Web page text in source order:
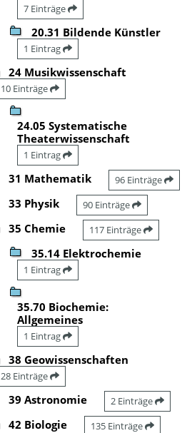
7 Einträge
20.31 Bildende Künstler
1 Eintrag
24 Musikwissenschaft
10 Einträge
24.05 Systematische
Theaterwissenschaft
1 Eintrag
31 Mathematik 96 Einträge
33 Physik 90 Einträge
35 Chemie 117 Einträge
35.14 Elektrochemie
1 Eintrag
35.70 Biochemie:
Allgemeines
1 Eintrag
38 Geowissenschaften
28 Einträge
39 Astronomie 2 Einträge
42 Biologie 135 Einträge